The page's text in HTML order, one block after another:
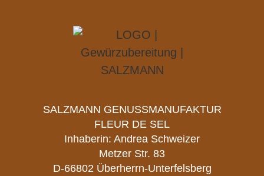
SALZMANN GENUSSMANUFAKTUR
FLEUR DE SEL
Inhaberin: Andrea Schweizer
Metzer Str. 83
D-66802 Überherrn-Unterfelsberg